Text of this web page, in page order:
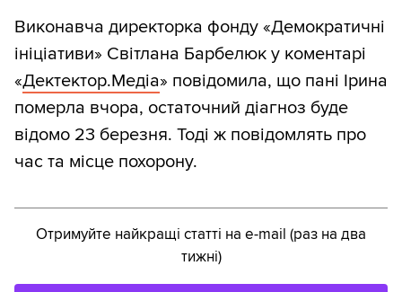
Виконавча директорка фонду «Демократичні
ініціативи» Світлана Барбелюк у коментарі
«Дектектор.Медіа» повідомила, що пані Ірина
померла вчора, остаточний діагноз буде
відомо 23 березня. Тоді ж повідомлять про
час та місце похорону.
Отримуйте найкращі статті на e-mail (раз на два
тижні)